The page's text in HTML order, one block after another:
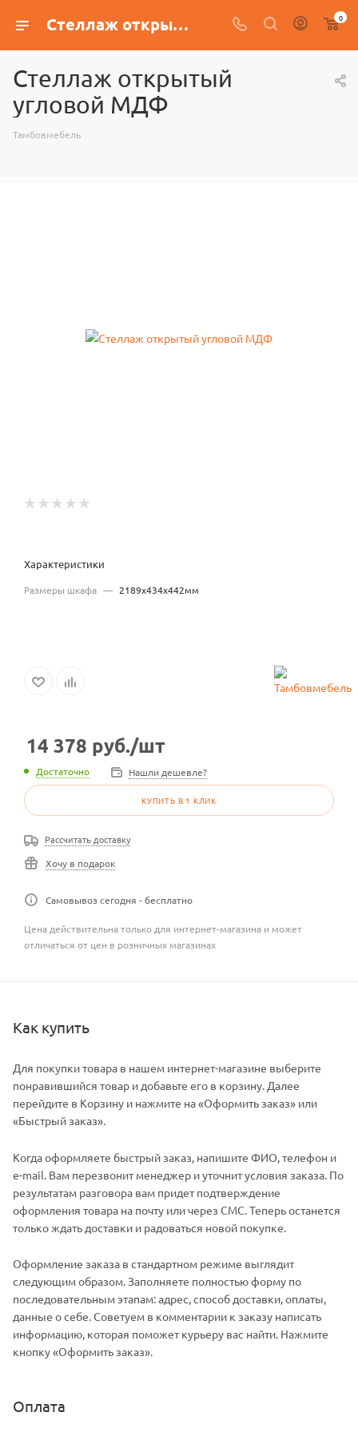
Стеллаж открытый угловой МДФ 0
Стеллаж открытый
угловой МДФ
Тамбовмебель
Характеристики
Размеры шкафа — 2189x434x442мм
14 378 руб./шт
Достаточно Нашли дешевле?
КУПИТЬ В 1 КЛИК
Рассчитать доставку
Хочу в подарок
Самовывоз сегодня - бесплатно
Цена действительна только для интернет-магазина и может
отличаться от цен в розничных магазинах
Как купить
Для покупки товара в нашем интернет-магазине выберите
понравившийся товар и добавьте его в корзину. Далее
перейдите в Корзину и нажмите на «Оформить заказ» или
«Быстрый заказ».
Когда оформляете быстрый заказ, напишите ФИО, телефон и
e-mail. Вам перезвонит менеджер и уточнит условия заказа. По
результатам разговора вам придет подтверждение
оформления товара на почту или через СМС. Теперь останется
только ждать доставки и радоваться новой покупке.
Оформление заказа в стандартном режиме выглядит
следующим образом. Заполняете полностью форму по
последовательным этапам: адрес, способ доставки, оплаты,
данные о себе. Советуем в комментарии к заказу написать
информацию, которая поможет курьеру вас найти. Нажмите
кнопку «Оформить заказ».
Оплата